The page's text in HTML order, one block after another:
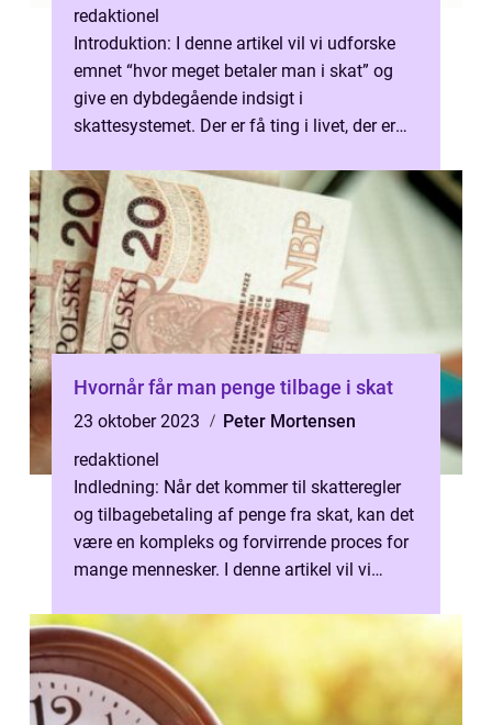
redaktionel
Introduktion: I denne artikel vil vi udforske
emnet “hvor meget betaler man i skat” og
give en dybdegående indsigt i
skattesystemet. Der er få ting i livet, der er
Hvornår får man penge tilbage i skat
23 oktober 2023
Peter Mortensen
redaktionel
Indledning: Når det kommer til skatteregler
og tilbagebetaling af penge fra skat, kan det
være en kompleks og forvirrende proces for
mange mennesker. I denne artikel vil vi